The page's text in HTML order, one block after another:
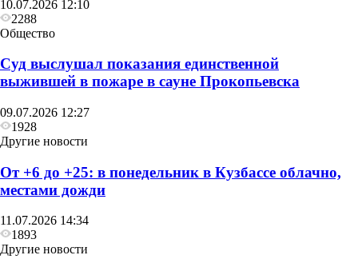
10.07.2026 12:10
2288
Общество
Суд выслушал показания единственной
выжившей в пожаре в сауне Прокопьевска
09.07.2026 12:27
1928
Другие новости
От +6 до +25: в понедельник в Кузбассе облачно,
местами дожди
11.07.2026 14:34
1893
Другие новости